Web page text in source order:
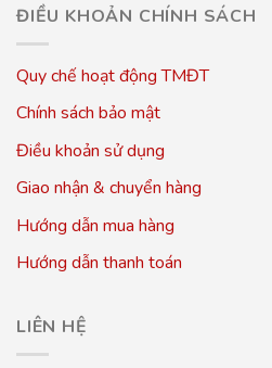
ĐIỀU KHOẢN CHÍNH SÁCH
Quy chế hoạt động TMĐT
Chính sách bảo mật
Điều khoản sử dụng
Giao nhận & chuyển hàng
Hướng dẫn mua hàng
Hướng dẫn thanh toán
LIÊN HỆ